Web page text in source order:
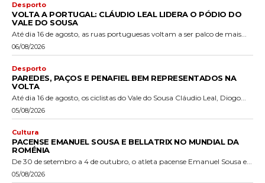
Desporto
VOLTA A PORTUGAL: CLÁUDIO LEAL LIDERA O PÓDIO DO
VALE DO SOUSA
Até dia 16 de agosto, as ruas portuguesas voltam a ser palco de mais...
06/08/2026
Desporto
PAREDES, PAÇOS E PENAFIEL BEM REPRESENTADOS NA
VOLTA
Até dia 16 de agosto, os ciclistas do Vale do Sousa Cláudio Leal, Diogo...
05/08/2026
Cultura
PACENSE EMANUEL SOUSA E BELLATRIX NO MUNDIAL DA
ROMÉNIA
De 30 de setembro a 4 de outubro, o atleta pacense Emanuel Sousa e...
05/08/2026